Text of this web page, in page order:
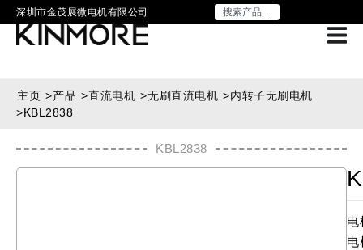
深圳市金茂展微电机有限公司
主页 >产品 >直流电机 >无刷直流电机 >内转子无刷电机
>KBL2838
KBL2838
电
电